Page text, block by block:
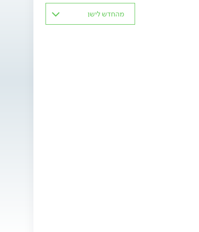
מהחדש לישן